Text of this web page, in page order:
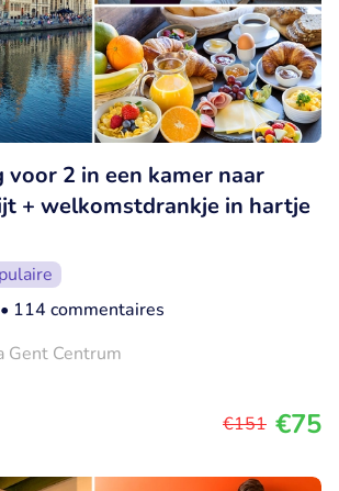
voor 2 in een kamer naar
+ welkomstdrankje in hartje
• 114 commentaires
Gent Centrum
€151 €75